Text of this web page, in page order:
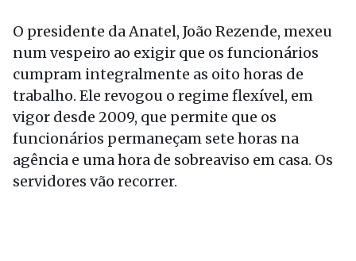
O presidente da Anatel, João Rezende, mexeu
num vespeiro ao exigir que os funcionários
cumpram integralmente as oito horas de
trabalho. Ele revogou o regime flexível, em
vigor desde 2009, que permite que os
funcionários permaneçam sete horas na
agência e uma hora de sobreaviso em casa. Os
servidores vão recorrer.